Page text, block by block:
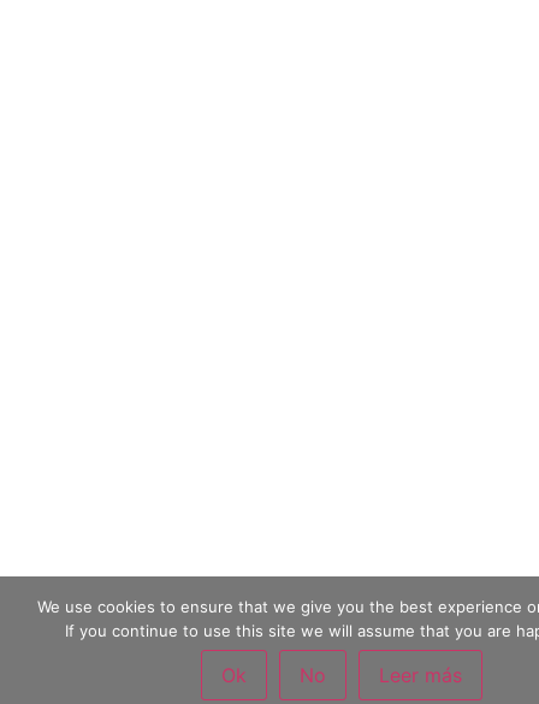
We use cookies to ensure that we give you the best experience
If you continue to use this site we will assume that you are
Ok No Leer más